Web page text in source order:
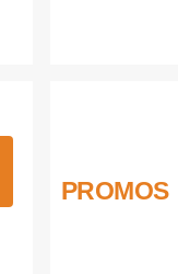
PROMOS